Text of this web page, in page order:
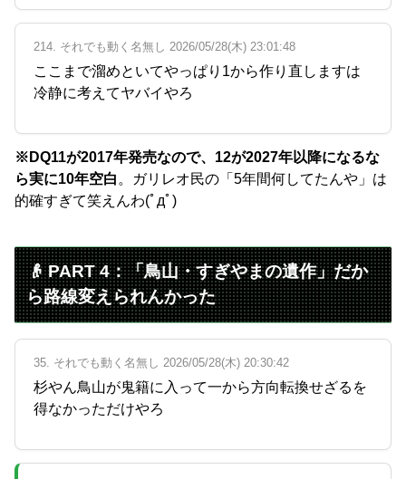
214. それでも動く名無し 2026/05/28(木) 23:01:48
ここまで溜めといてやっぱり1から作り直しますは
冷静に考えてヤバイやろ
※DQ11が2017年発売なので、12が2027年以降になるな
ら実に10年空白 。ガリレオ民の「5年間何してたんや」は
的確すぎて笑えんわ(ﾟдﾟ)
👴 PART 4：「鳥山・すぎやまの遺作」だか
ら路線変えられんかった
35. それでも動く名無し 2026/05/28(木) 20:30:42
杉やん鳥山が鬼籍に入って一から方向転換せざるを
得なかっただけやろ